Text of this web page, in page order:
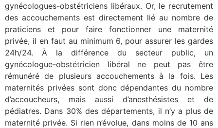
gynécologues-obstétriciens libéraux. Or, le recrutement
des accouchements est directement lié au nombre de
praticiens et pour faire fonctionner une maternité
privée, il en faut au minimum 6, pour assurer les gardes
24h/24. À la différence du secteur public, un
gynécologue-obstétricien libéral ne peut pas être
rémunéré de plusieurs accouchements à la fois. Les
maternités privées sont donc dépendantes du nombre
d’accoucheurs, mais aussi d’anesthésistes et de
pédiatres. Dans 30% des départements, il n’y a plus de
maternité privée. Si rien n’évolue, dans moins de 10 ans